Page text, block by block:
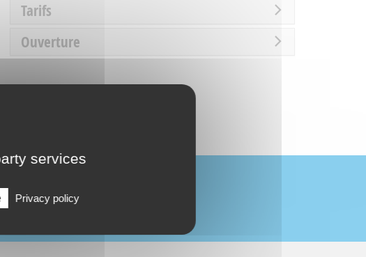
Tarifs
Ouverture
services
Privacy policy